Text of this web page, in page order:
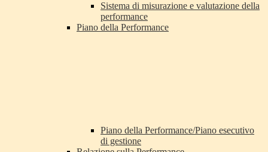
Sistema di misurazione e valutazione della
performance
Piano della Performance
Piano della Performance/Piano esecutivo
di gestione